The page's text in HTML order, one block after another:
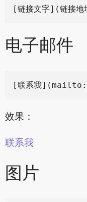
电子邮件
[联系我](mailto:
效果：
联系我
图片